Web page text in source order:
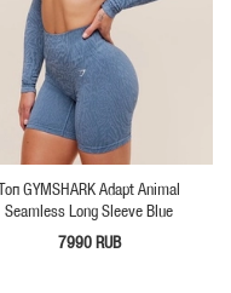
Топ GYMSHARK Adapt Animal
Seamless Long Sleeve Blue
7990 RUB